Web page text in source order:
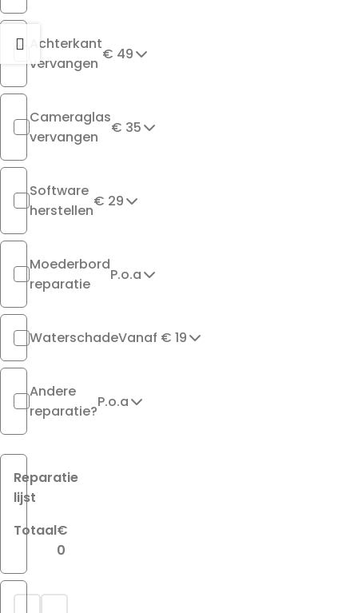
Achterkant
vervangen
€ 49
Cameraglas
vervangen
€ 35
Software
herstellen
€ 29
Moederbord
reparatie
P.o.a
WaterschadeVanaf € 19
Andere
reparatie?
P.o.a
Reparatie
lijst
Totaal€
0